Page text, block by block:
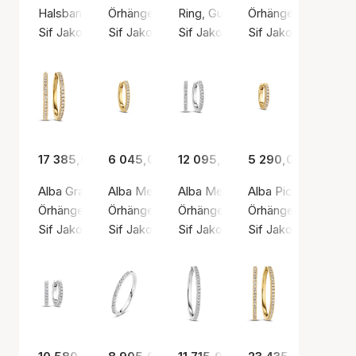
Halsband, Silverfärg / Vitt guld
Sif Jakobs Diamond
Örhängen, Guldfärg / Guld
Sif Jakobs Diamond
Ring, Guldfärg / Guld
Sif Jakobs Diamond
Örhängen,
Sif Jakobs
17 385,00 kr
Alba Grande Earrings 0.36 ct
Örhängen, Guldfärg / Guld
Sif Jakobs Diamond
6 045,00 kr
Alba Medio Earring Single 0.12 ct
Örhängen, Guldfärg / Guld
Sif Jakobs Diamond
12 095,00 kr
Alba Medio Earrings 0.24 ct
Örhängen, Silverfärg / Vitt guld
Sif Jakobs Diamond
5 290,00 kr
Alba Piccolo
Örhängen,
Sif Jakobs